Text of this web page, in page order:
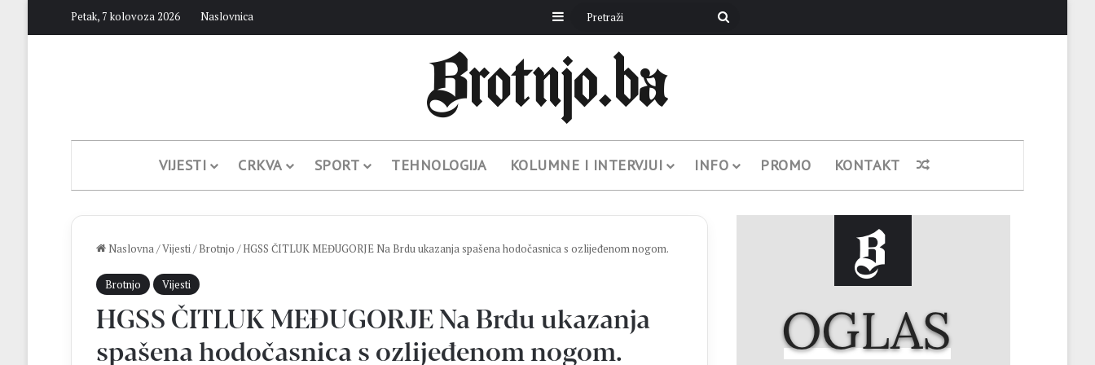
Petak, 7 kolovoza 2026 Naslovnica Sidebar Pretraži
VIJESTI CRKVA SPORT TEHNOLOGIJA KOLUMNE I INTERVJUI INFO PROMO KONTAKT Nasumični članak
Naslovna/Vijesti/ Brotnjo / HGSS ČITLUK MEĐUGORJE Na Brdu ukazanja spašena hodočasnica s ozlijeđenom nogom.
Brotnjo Vijesti
HGSS ČITLUK MEĐUGORJE Na Brdu ukazanja
spašena hodočasnica s ozlijeđenom nogom.